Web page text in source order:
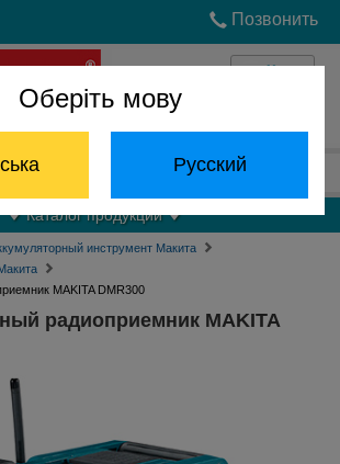
Оберіть мову
Русский
Позвонить
Войти
запчастей: (068) 824-24-24
Каталог продукции
инструмент Макита
MAKITA DMR300
радиоприемник MAKITA